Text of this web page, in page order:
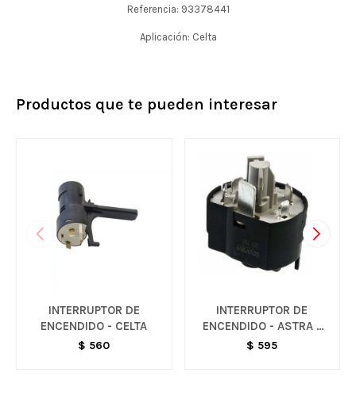
Referencia: 93378441
Aplicación: Celta
Productos que te pueden interesar
INTERRUPTOR DE
ENCENDIDO - CELTA
$ 560
INTERRUPTOR DE
ENCENDIDO - ASTRA /
VECTRA
$ 595